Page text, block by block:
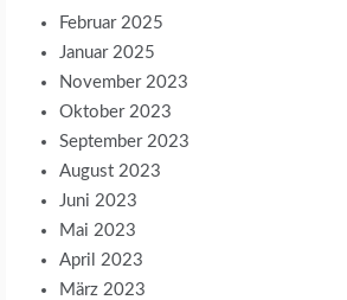
Februar 2025
Januar 2025
November 2023
Oktober 2023
September 2023
August 2023
Juni 2023
Mai 2023
April 2023
März 2023